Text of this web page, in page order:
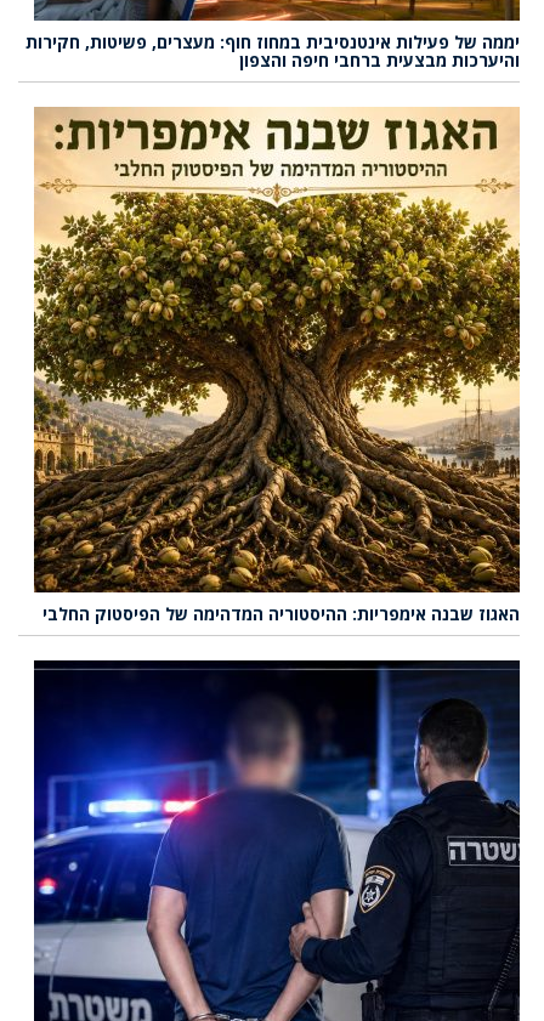
יממה של פעילות אינטנסיבית במחוז חוף: מעצרים, פשיטות, חקירות
והיערכות מבצעית ברחבי חיפה והצפון
האגוז שבנה אימפריות: ההיסטוריה המדהימה של הפיסטוק החלבי